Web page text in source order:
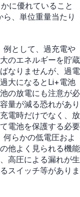
に優れていること
、単位重量当たり
例として、過充電や
のエネルギーを貯蔵
なりませんが、過電
大になるとLi+電池
の放電にも注意が必
量が減る恐れがあり
電時だけでなく、放
電池を保護する必要
らかの低電圧およ
他よく見られる機能
高圧による漏れが生
スイッチ等がありま